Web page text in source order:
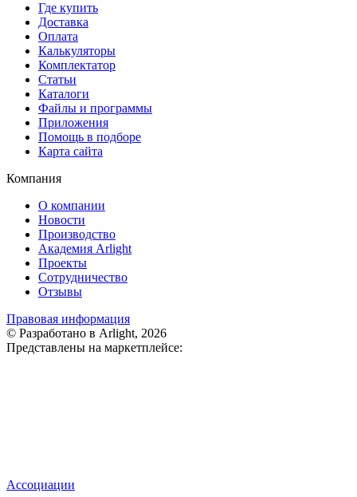
Где купить
Доставка
Оплата
Калькуляторы
Комплектатор
Статьи
Каталоги
Файлы и программы
Приложения
Помощь в подборе
Карта сайта
Компания
О компании
Новости
Производство
Академия Arlight
Проекты
Сотрудничество
Отзывы
Правовая информация
© Разработано в Arlight, 2026
Представлены на маркетплейсе:
Ассоциации